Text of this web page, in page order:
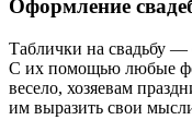
Оформление
Таблички на свадьбу —
С их помощью любые
весело, хозяевам
им выразить свои